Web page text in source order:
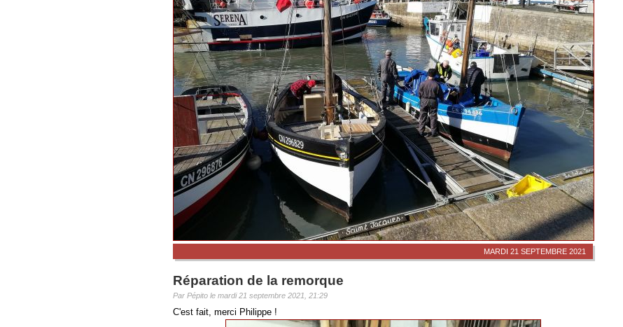
MARDI 21 SEPTEMBRE 2021
Réparation de la remorque
Par Pépito le mardi 21 septembre 2021, 21:29
C'est fait, merci Philippe !